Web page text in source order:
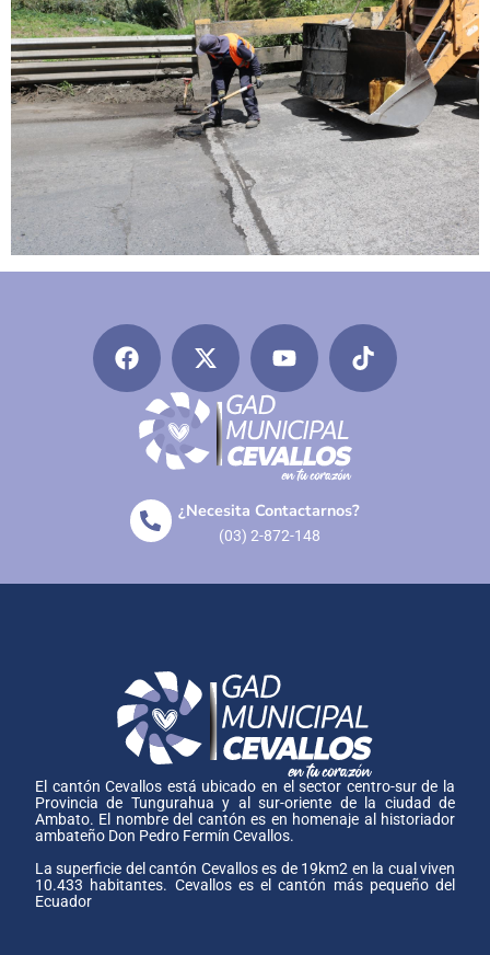
¿Necesita Contactarnos?
(03) 2-872-148
El cantón Cevallos está ubicado en el sector centro-sur de la
Provincia de Tungurahua y al sur-oriente de la ciudad de
Ambato. El nombre del cantón es en homenaje al historiador
ambateño Don Pedro Fermín Cevallos.
La superficie del cantón Cevallos es de 19km2 en la cual viven
10.433 habitantes. Cevallos es el cantón más pequeño del
Ecuador